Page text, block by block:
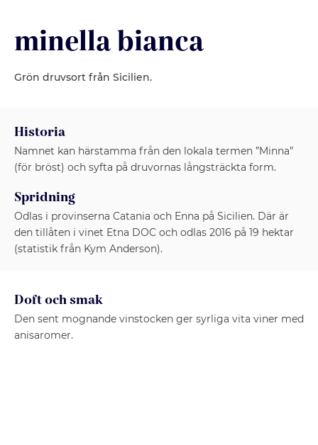
minella bianca
Grön druvsort från Sicilien.
Historia
Namnet kan härstamma från den lokala termen ”Minna”
(för bröst) och syfta på druvornas långsträckta form.
Spridning
Odlas i provinserna Catania och Enna på Sicilien. Där är
den tillåten i vinet Etna DOC och odlas 2016 på 19 hektar
(statistik från Kym Anderson).
Doft och smak
Den sent mognande vinstocken ger syrliga vita viner med
anisaromer.